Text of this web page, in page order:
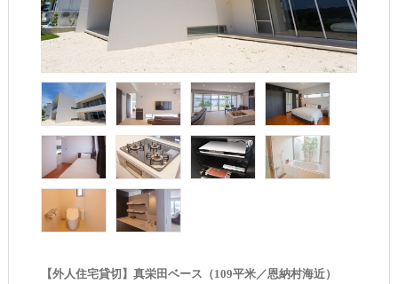
【外人住宅貸切】真栄田ベース（109平米／恩納村海近）